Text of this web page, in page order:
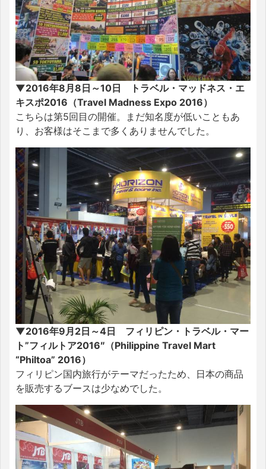
▼2016年8月8日～10日 トラベル・マッドネス・エ
キスポ2016（Travel Madness Expo 2016）
こちらは第5回目の開催。まだ知名度が低いこともあ
り、お客様はそこまで多くありませんでした。
▼2016年9月2日～4日 フィリピン・トラベル・マー
ト”フィルトア2016″（Philippine Travel Mart
“Philtoa” 2016）
フィリピン国内旅行がテーマだったため、日本の商品
を販売するブースは少なめでした。